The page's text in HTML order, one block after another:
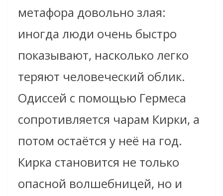
метафора довольно злая:
иногда люди очень быстро
показывают, насколько легко
теряют человеческий облик.
Одиссей с помощью Гермеса
сопротивляется чарам Кирки, а
потом остаётся у неё на год.
Кирка становится не только
опасной волшебницей, но и